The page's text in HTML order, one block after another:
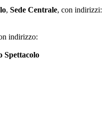
, Sede Centrale, con indirizzi:
indirizzo:
Spettacolo